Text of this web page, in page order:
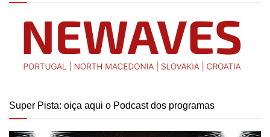
Super Pista: oiça aqui o Podcast dos programas